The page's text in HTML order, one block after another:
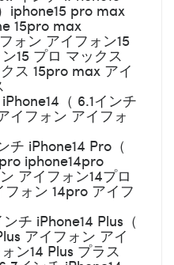
iphone15 pro max
15pro max
ォン アイフォン15
15 プロ マックス
ス 15pro max アイ
（ 6.1インチ
イフォン アイフォ
チ iPhone14 Pro（
iphone14pro
アイフォン14プロ
ォン 14pro アイフ
チ iPhone14 Plus（
アイフォン アイ
ン14 Plus プラス